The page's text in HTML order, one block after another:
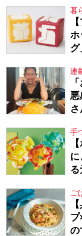
暮
ホ
グ
連
悪
手
に
る
ご
プ
の